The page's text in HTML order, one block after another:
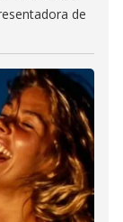
de